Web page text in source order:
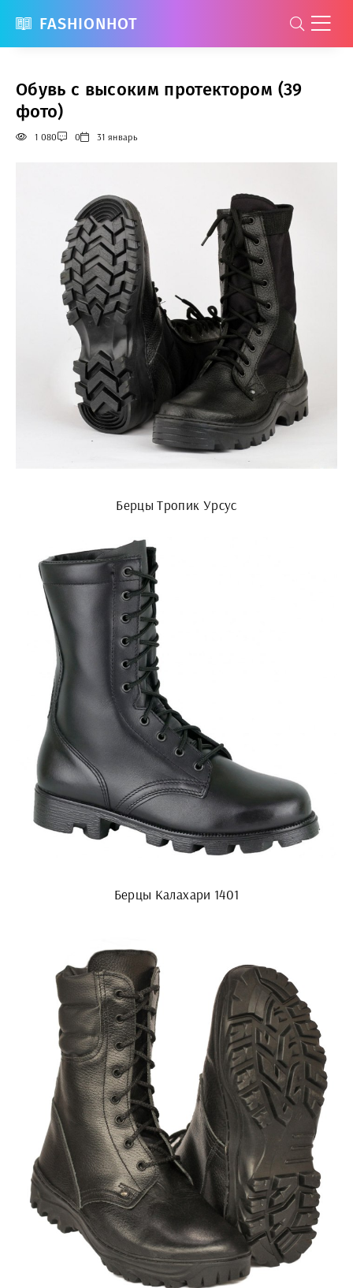
FASHIONHOT
Обувь с высоким протектором (39
фото)
1 080 0 31 январь
Берцы Тропик Урсус
Берцы Калахари 1401